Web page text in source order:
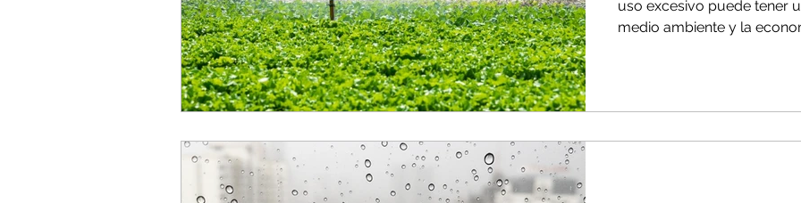
uso excesivo puede tener
medio ambiente y la